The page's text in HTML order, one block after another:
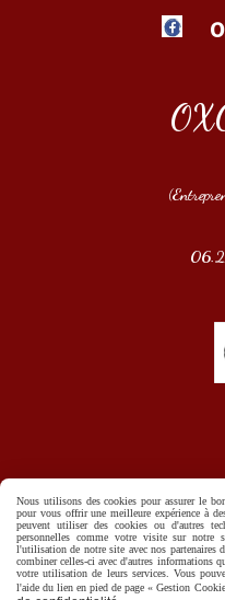
Nous utilisons des cookies pour assurer le
pour vous offrir une meilleure expérience à
peuvent utiliser des cookies ou d'autres
personnelles comme votre visite sur notre
l'utilisation de notre site avec nos partenaires
combiner celles-ci avec d'autres informations
votre utilisation de leurs services. Vous
l'aide du lien en pied de page « Gestion